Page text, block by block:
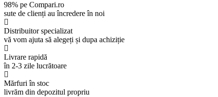
98% pe Compari.ro
sute de clienți au încredere în noi
Distribuitor specializat
vă vom ajuta să alegeți și dupa achiziție
Livrare rapidă
în 2-3 zile lucrătoare
Mărfuri în stoc
livrăm din depozitul propriu